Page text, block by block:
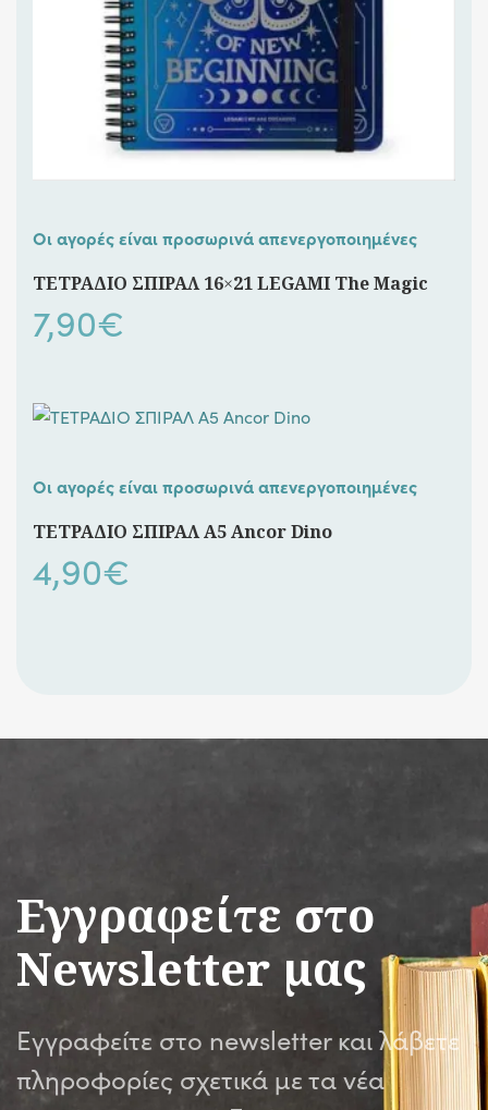
Οι αγορές είναι προσωρινά απενεργοποιημένες
ΤΕΤΡΑΔΙΟ ΣΠΙΡΑΛ 16×21 LEGAMI The Magic
7,90€
Οι αγορές είναι προσωρινά απενεργοποιημένες
ΤΕΤΡΑΔΙΟ ΣΠΙΡΑΛ A5 Ancor Dino
4,90€
Εγγραφείτε στο
Newsletter μας
Εγγραφείτε στο newsletter και λάβετε
πληροφορίες σχετικά με τα νέα